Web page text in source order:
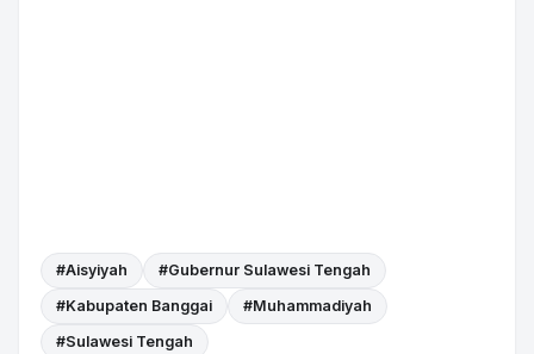
#Aisyiyah
#Gubernur Sulawesi Tengah
#Kabupaten Banggai
#Muhammadiyah
#Sulawesi Tengah